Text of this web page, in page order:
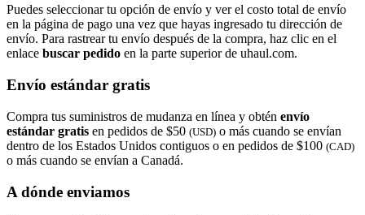
Puedes seleccionar tu opción de envío y ver el costo total de envío
en la página de pago una vez que hayas ingresado tu dirección de
envío. Para rastrear tu envío después de la compra, haz clic en el
enlace buscar pedido​​​​​​​ en la parte superior de uhaul.com.
Envío estándar gratis
Compra tus suministros de mudanza en línea y obtén envío
estándar gratis en pedidos de $50 (USD) o más cuando se envían
dentro de los Estados Unidos contiguos o en pedidos de $100 (CAD)
o más cuando se envían a Canadá.
A dónde enviamos